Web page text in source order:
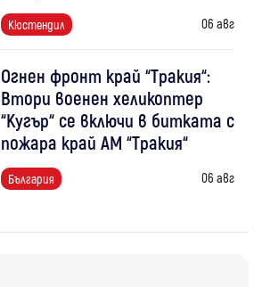
Кюстендил 06 авг
Огнен фронт край “Тракия“:
Втори военен хеликоптер
“Кугър“ се включи в битката с
пожара край АМ “Тракия“
България 06 авг